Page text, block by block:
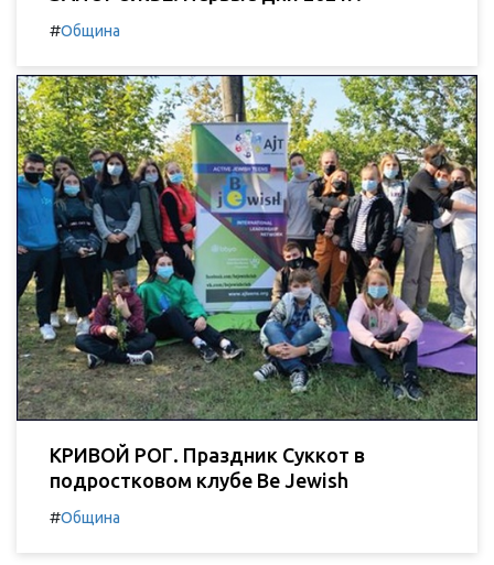
#Община
КРИВОЙ РОГ. Праздник Суккот в
подростковом клубе Be Jewish
#Община